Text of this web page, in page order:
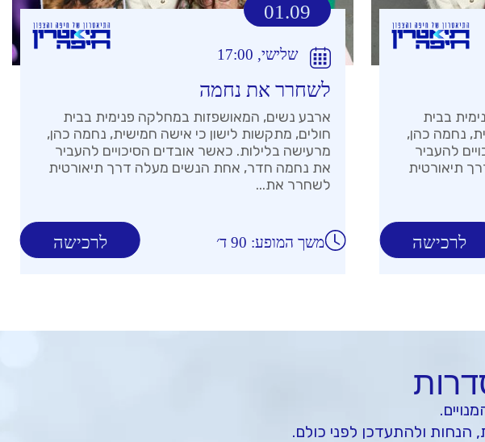
בבית
נחמה כהן,
להעביר
תיאורטית
לרכישה
01.09
שלישי, 17:00
לשחרר את נחמה
ארבע נשים, המאושפזות במחלקה פנימית בבית
חולים, מתקשות לישון כי אישה חמישית, נחמה כהן,
מרעישה בלילות. כאשר אובדים הסיכויים להעביר
את נחמה חדר, אחת הנשים מעלה דרך תיאורטית
לשחרר את...
לרכישה משך המופע: 90 ד׳
הנחות ולהתעדכן לפני כולם.